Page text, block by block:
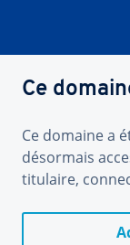
Ce
Ce domaine a
désormais
titulaire,